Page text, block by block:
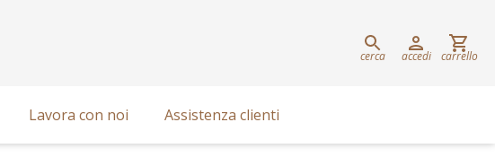
Lavora con noi Assistenza clienti
cerca accedi carrello